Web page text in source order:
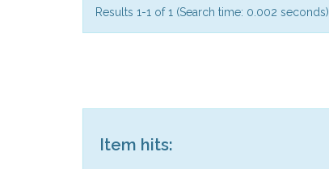
Results 1-1 of 1 (Search time: 0.002 seconds).
Item hits: